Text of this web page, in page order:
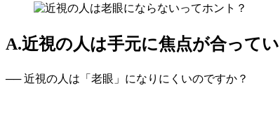
A.近視の人は手元に焦点が合って
── 近視の人は「老眼」になりにくいのですか？